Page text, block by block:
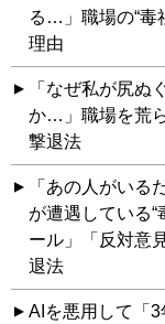
る…」職場の“毒
理由
「なぜ私が尻ぬ
か…」職場を荒
撃退法
「あの人がいる
が遭遇している
ール」「反対意
退法
AIを悪用して「